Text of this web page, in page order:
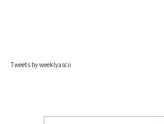
Tweets by weeklyascii